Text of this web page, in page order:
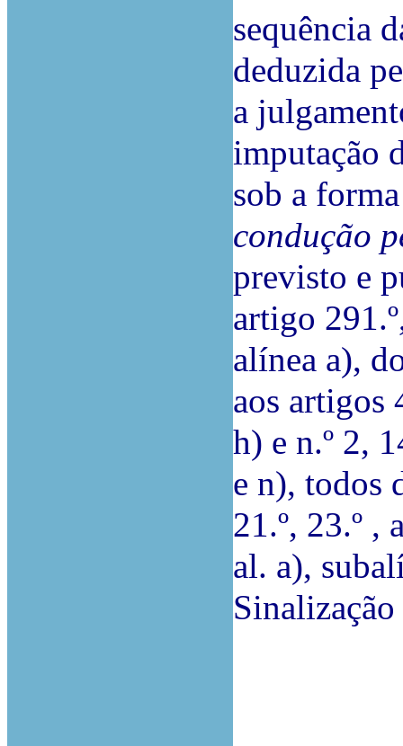
sequência
deduzida
a
imputação
sob a
condução
previsto e
artigo
alínea a),
aos artigos
h) e n.º 2,
e n), todos
21.º, 23.º ,
al. a),